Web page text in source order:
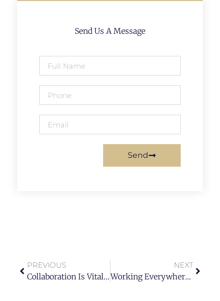
Send Us A Message
Send
PREVIOUS
Collaboration Is Vital For A Successful Workplace
NEXT
Working Everywhere. Any Time. Any Place.